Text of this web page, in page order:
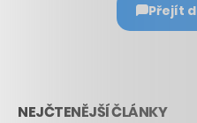
Přejít
NEJČTENĚJŠÍ ČLÁNKY